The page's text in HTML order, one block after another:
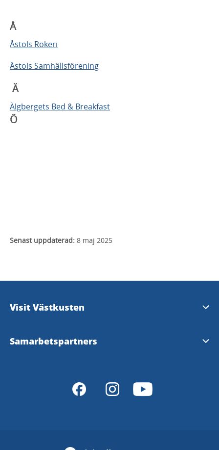
Å
Åstols Rökeri
Åstols Samhällsförening
Ä
Älgbergets Bed & Breakfast
Ö
Senast uppdaterad: 8 maj 2025
Visit Västkusten
Kontakta oss
Samarbetspartners